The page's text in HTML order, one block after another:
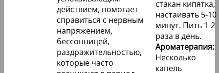
действием, помогает
справиться с нервным
напряжением,
бессонницей,
раздражительностью,
которые часто
стакан кипятка,
настаивать 5-10
минут. Пить 1-2
раза в день.
Ароматерапия:
Несколько
капель